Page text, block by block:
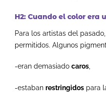
H2: Cuando el color era
Para los artistas del
permitidos. Algunos
-eran demasiado caros,
-estaban restringidos para